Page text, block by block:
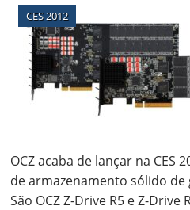
CES 2012
OCZ acaba de lançar na CES
de armazenamento sólido
São OCZ Z-Drive R5 e Z-Drive